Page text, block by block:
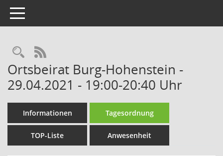
Toggle navigation
Rechercheauswahl
RSS-Feed
Ortsbeirat Burg-Hohenstein -
29.04.2021 - 19:00-20:40 Uhr
Informationen Tagesordnung
TOP-Liste Anwesenheit